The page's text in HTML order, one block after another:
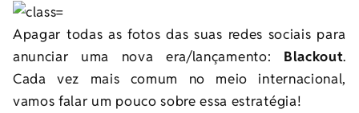
Apagar todas as fotos das suas redes sociais para
anunciar uma nova era/lançamento: Blackout.
Cada vez mais comum no meio internacional,
vamos falar um pouco sobre essa estratégia!